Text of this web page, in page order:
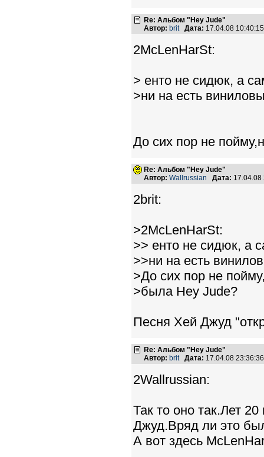
Re: Альбом "Hey Jude"
Автор: brit Дата: 17.04.08
2McLenHarSt:
> енто не сидюк, а
>ни на есть
До сих пор не
Re: Альбом "Hey Jude"
Автор: Wallrussian Дата:
2brit:
>2McLenHarSt:
>> енто не сидюк, а
>>ни на есть
>До сих пор не
>была Hey Jude?
Песня Хей Джуд
Re: Альбом "Hey Jude"
Автор: brit Дата: 17.04.08
2Wallrussian:
Так то оно так.Лет
Джуд.Вряд ли это
А вот здесь